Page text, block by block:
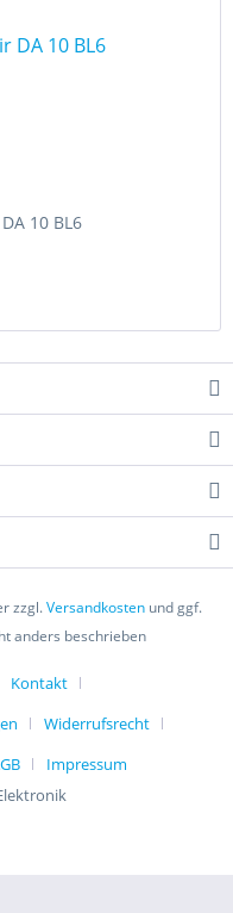
10 BL6
zzgl.Versandkosten und ggf.
anders beschrieben
Kontakt
Widerrufsrecht
Impressum